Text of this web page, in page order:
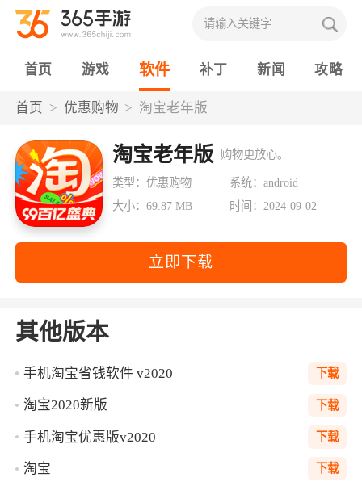
首页 游戏 软件 补丁 新闻 攻略
首页 优惠购物 淘宝老年版
淘宝老年版 购物更放心。
类型：优惠购物
系统：android
大小：69.87 MB
时间：2024-09-02
立即下载
其他版本
手机淘宝省钱软件 v2020 下载
淘宝2020新版 下载
手机淘宝优惠版v2020 下载
淘宝 下载